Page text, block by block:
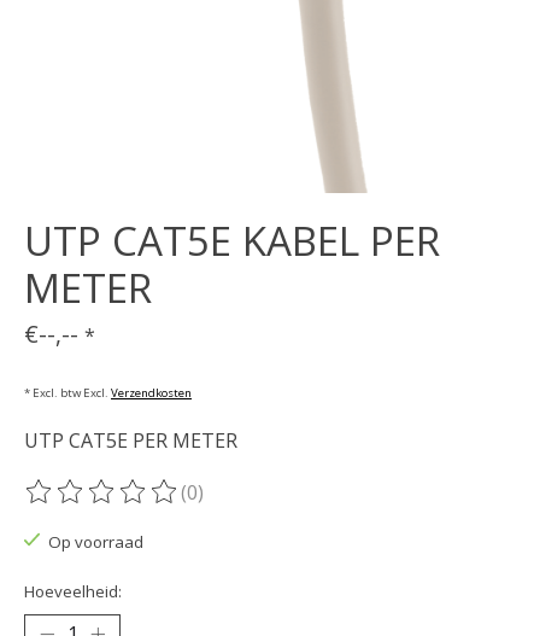
UTP CAT5E KABEL PER
METER
€--,-- *
* Excl. btw Excl. Verzendkosten
UTP CAT5E PER METER
De beoordeling van dit product is
(0)
Op voorraad
Hoeveelheid: